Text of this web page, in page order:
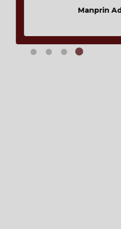
Manprin Advocacia